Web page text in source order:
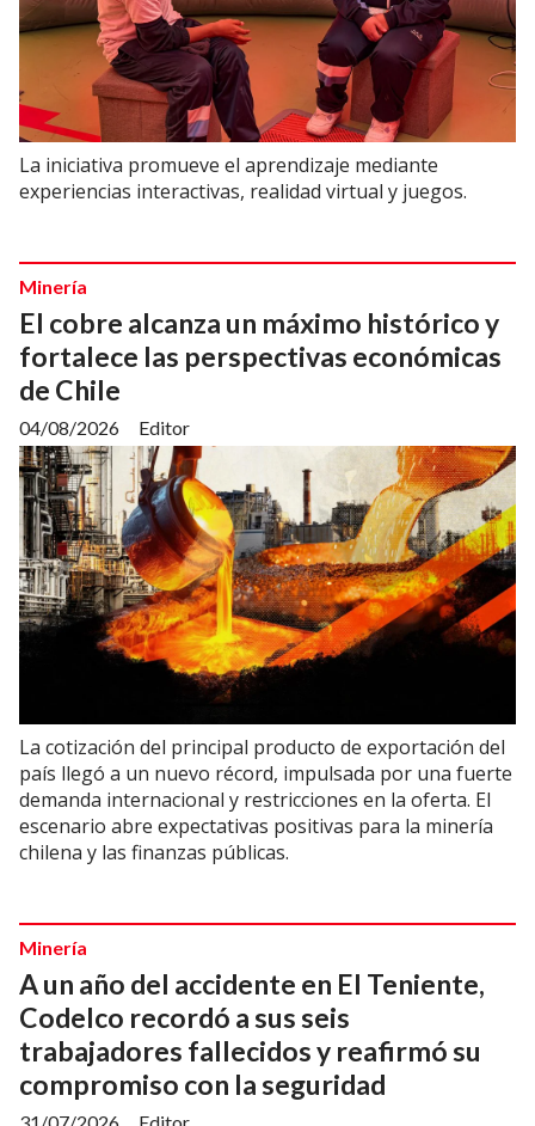
La iniciativa promueve el aprendizaje mediante
experiencias interactivas, realidad virtual y juegos.
El cobre alcanza un máximo histórico y
fortalece las perspectivas económicas
de Chile
Editor
Minería
04/08/2026
La cotización del principal producto de exportación del
país llegó a un nuevo récord, impulsada por una fuerte
demanda internacional y restricciones en la oferta. El
escenario abre expectativas positivas para la minería
chilena y las finanzas públicas.
A un año del accidente en El Teniente,
Codelco recordó a sus seis
trabajadores fallecidos y reafirmó su
compromiso con la seguridad
Minería